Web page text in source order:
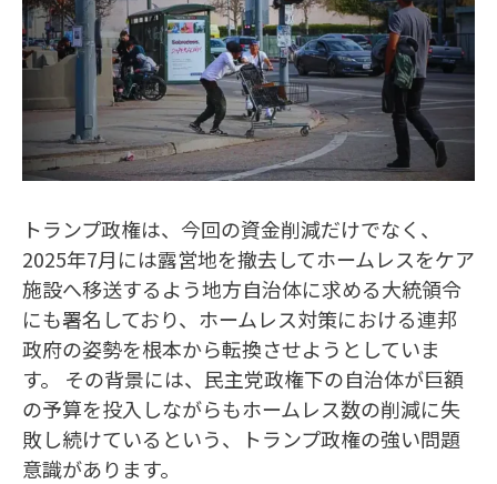
トランプ政権は、今回の資金削減だけでなく、
2025年7月には露営地を撤去してホームレスをケア
施設へ移送するよう地方自治体に求める大統領令
にも署名しており、ホームレス対策における連邦
政府の姿勢を根本から転換させようとしていま
す。 その背景には、民主党政権下の自治体が巨額
の予算を投入しながらもホームレス数の削減に失
敗し続けているという、トランプ政権の強い問題
意識があります。